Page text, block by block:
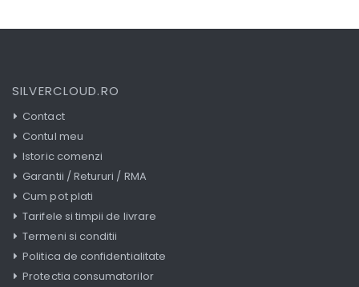
SILVERCLOUD.RO
Contact
Contul meu
Istoric comenzi
Garantii / Retururi / RMA
Cum pot plati
Tarifele si timpii de livrare
Termeni si conditii
Politica de confidentialitate
Protectia consumatorilor